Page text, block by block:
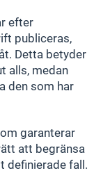
efter
publiceras,
Detta betyder
alls, medan
den som har
garanterar
att begränsa
definierade fall.